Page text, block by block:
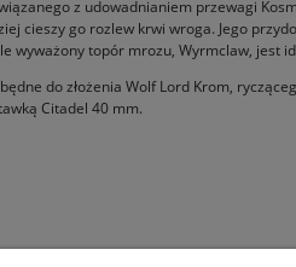
z udowadnianiem przewagi
cieszy go rozlew krwi wroga. Jego
wyważony topór mrozu, Wyrmclaw, jest
do złożenia Wolf Lord Krom,
Citadel 40 mm.